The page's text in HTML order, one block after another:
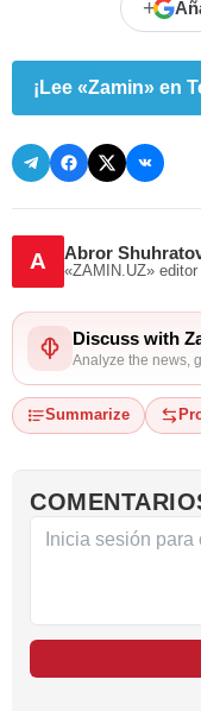
+
¡Lee «Zamin» en
A Abror
«ZAMIN.UZ» editor
Discuss with
Analyze the news,
Summarize